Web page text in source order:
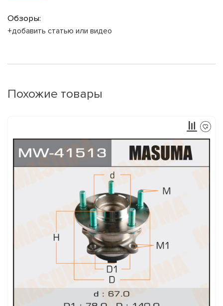
Обзоры:
+добавить статью или видео
Похожие товары